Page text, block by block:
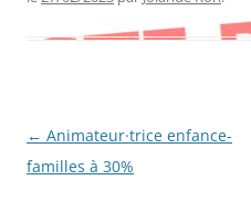
Navigation
des
← Animateur·trice enfance-
familles à 30%